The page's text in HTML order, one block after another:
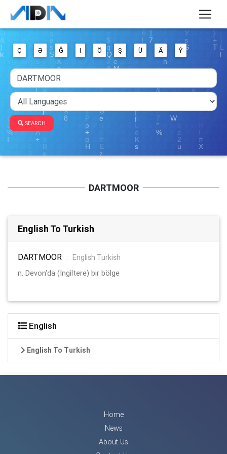
Ç Ə Ğ I Ö Ş Ü Ä Ý
SEARCH
DARTMOOR
English To Turkish
DARTMOOR :
English Turkish
n. Devon'da (İngiltere) bir bölge
English
English To Turkish
Home
News
About Us